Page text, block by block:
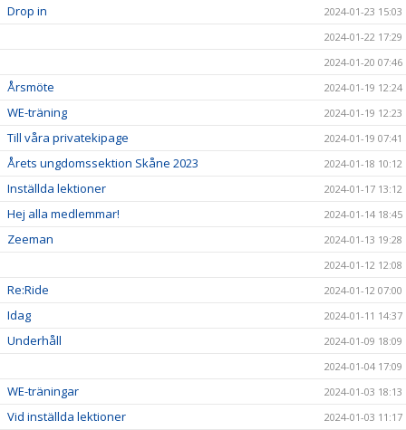
Drop in
2024-01-23 15:03
2024-01-22 17:29
2024-01-20 07:46
Årsmöte 2024-01-19 12:24
WE-träning 2024-01-19 12:23
Till våra privatekipage 2024-01-19 07:41
Årets ungdomssektion Skåne 2023 2024-01-18 10:12
Inställda lektioner 2024-01-17 13:12
Hej alla medlemmar! 2024-01-14 18:45
Zeeman
2024-01-13 19:28
2024-01-12 12:08
Re:Ride 2024-01-12 07:00
Idag 2024-01-11 14:37
Underhåll
2024-01-09 18:09
2024-01-04 17:09
WE-träningar 2024-01-03 18:13
Vid inställda lektioner 2024-01-03 11:17